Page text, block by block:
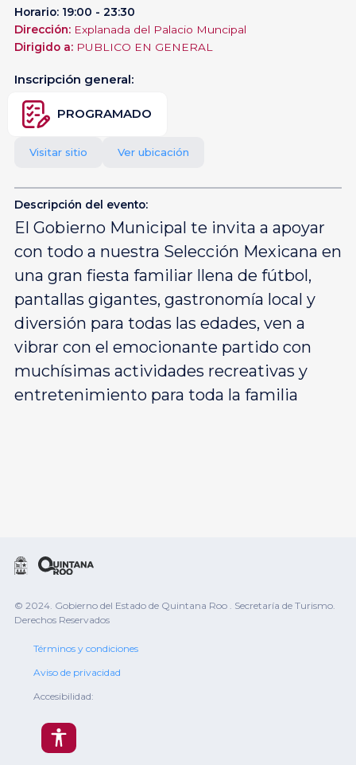
Horario: 19:00 - 23:30
Dirección: Explanada del Palacio Muncipal
Dirigido a: PUBLICO EN GENERAL
Inscripción general:
PROGRAMADO
Visitar sitio Ver ubicación
Descripción del evento:
El Gobierno Municipal te invita a apoyar
con todo a nuestra Selección Mexicana en
una gran fiesta familiar llena de fútbol,
pantallas gigantes, gastronomía local y
diversión para todas las edades, ven a
vibrar con el emocionante partido con
muchísimas actividades recreativas y
entretenimiento para toda la familia
© 2024. Gobierno del Estado de Quintana Roo . Secretaría de Turismo.
Derechos Reservados
Términos y condiciones
Aviso de privacidad
Accesibilidad: